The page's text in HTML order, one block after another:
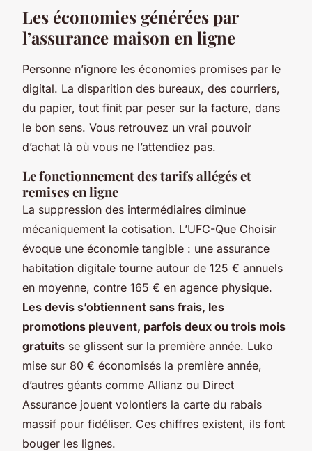
Les économies générées par
l’assurance maison en ligne
Personne n’ignore les économies promises par le
digital. La disparition des bureaux, des courriers,
du papier, tout finit par peser sur la facture, dans
le bon sens. Vous retrouvez un vrai pouvoir
d’achat là où vous ne l’attendiez pas.
Le fonctionnement des tarifs allégés et
remises en ligne
La suppression des intermédiaires diminue
mécaniquement la cotisation. L’UFC-Que Choisir
évoque une économie tangible : une assurance
habitation digitale tourne autour de 125 € annuels
en moyenne, contre 165 € en agence physique.
Les devis s’obtiennent sans frais, les
promotions pleuvent, parfois deux ou trois mois
gratuits se glissent sur la première année. Luko
mise sur 80 € économisés la première année,
d’autres géants comme Allianz ou Direct
Assurance jouent volontiers la carte du rabais
massif pour fidéliser. Ces chiffres existent, ils font
bouger les lignes.